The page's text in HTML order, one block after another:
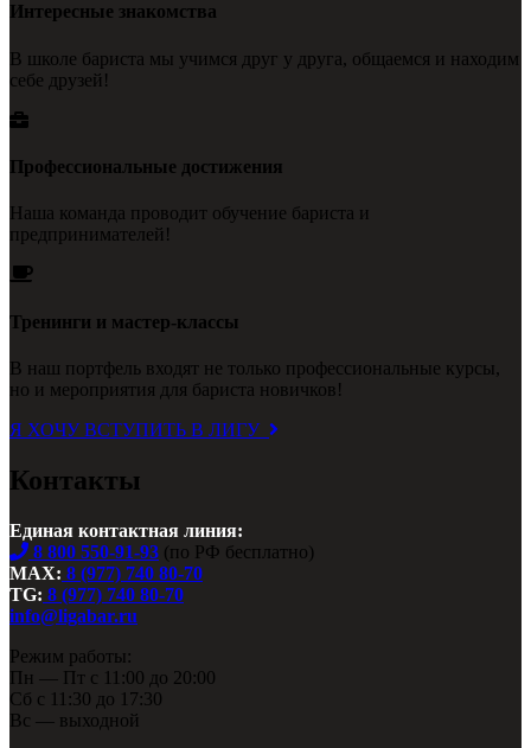
Интересные знакомства
В школе бариста мы учимся друг у друга, общаемся и находим
себе друзей!
Профессиональные достижения
Наша команда проводит обучение бариста и
предпринимателей!
Тренинги и мастер-классы
В наш портфель входят не только профессиональные курсы,
но и мероприятия для бариста новичков!
Я ХОЧУ ВСТУПИТЬ В ЛИГУ
Контакты
Единая контактная линия:
8 800 550-91-93 (по РФ бесплатно)
MAX: 8 (977) 740 80-70
TG: 8 (977) 740 80-70
info@ligabar.ru
Режим работы:
Пн — Пт с 11:00 до 20:00
Сб с 11:30 до 17:30
Вс — выходной